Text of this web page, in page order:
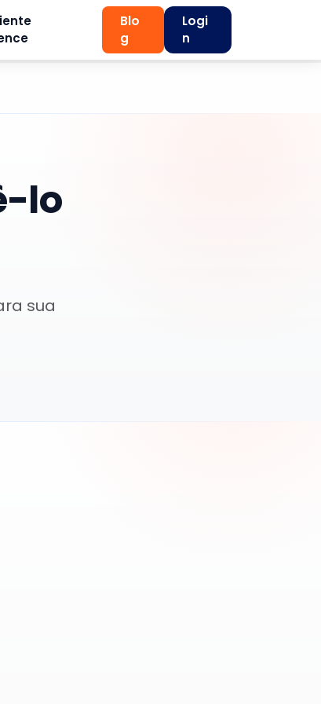
Blo
g
Logi
n
lo
sua